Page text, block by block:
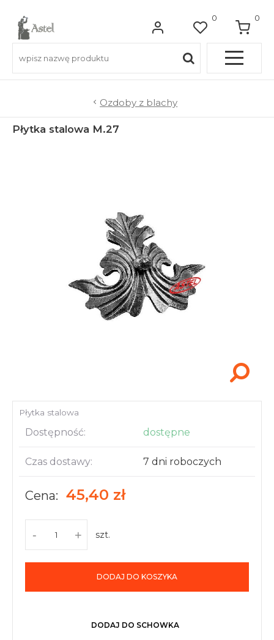
0 0
Do balkonów
Do bram wjazdowych
Akcesoria i narzędzia
Ozdoby z blachy
Płytka stalowa M.27
Płytka stalowa
Dostępność: dostępne
Czas dostawy: 7 dni roboczych
Cena: 45,40 zł
- + szt.
DODAJ DO KOSZYKA
DODAJ DO SCHOWKA